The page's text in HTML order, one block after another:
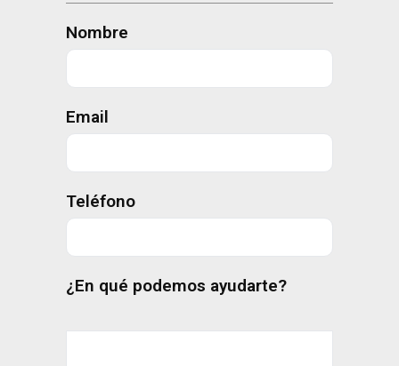
Nombre
Email
Teléfono
¿En qué podemos ayudarte?